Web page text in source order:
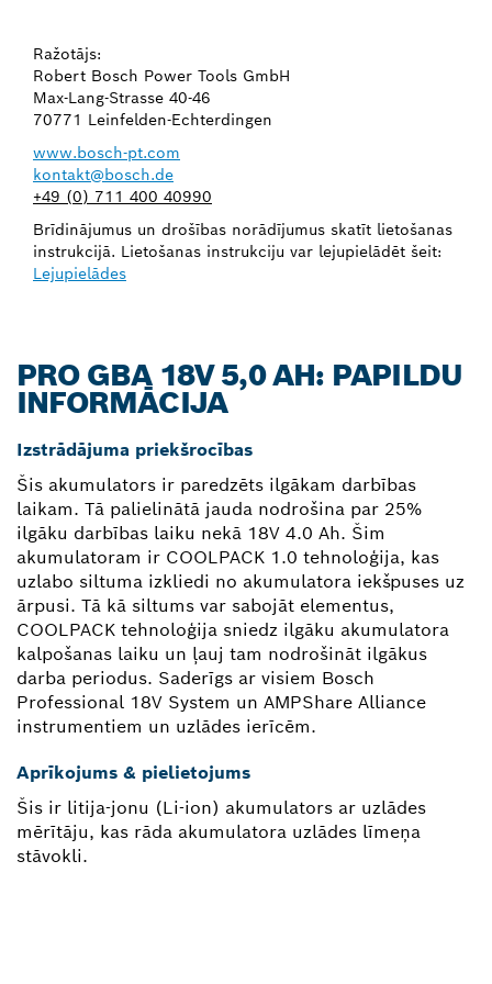
Ražotājs:
Robert Bosch Power Tools GmbH
Max-Lang-Strasse 40-46
70771 Leinfelden-Echterdingen
www.bosch-pt.com
kontakt@bosch.de
+49 (0) 711 400 40990
Brīdinājumus un drošības norādījumus skatīt lietošanas
instrukcijā. Lietošanas instrukciju var lejupielādēt šeit:
Lejupielādes
PRO GBA 18V 5,0 AH: PAPILDU
INFORMĀCIJA
Izstrādājuma priekšrocības
Šis akumulators ir paredzēts ilgākam darbības
laikam. Tā palielinātā jauda nodrošina par 25%
ilgāku darbības laiku nekā 18V 4.0 Ah. Šim
akumulatoram ir COOLPACK 1.0 tehnoloģija, kas
uzlabo siltuma izkliedi no akumulatora iekšpuses uz
ārpusi. Tā kā siltums var sabojāt elementus,
COOLPACK tehnoloģija sniedz ilgāku akumulatora
kalpošanas laiku un ļauj tam nodrošināt ilgākus
darba periodus. Saderīgs ar visiem Bosch
Professional 18V System un AMPShare Alliance
instrumentiem un uzlādes ierīcēm.
Aprīkojums & pielietojums
Šis ir litija-jonu (Li-ion) akumulators ar uzlādes
mērītāju, kas rāda akumulatora uzlādes līmeņa
stāvokli.